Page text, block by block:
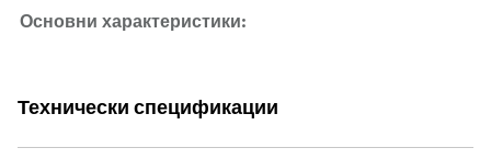
Основни характеристики:
Технически спецификации